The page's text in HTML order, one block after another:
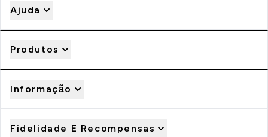
Ajuda
Produtos
Informação
Fidelidade E Recompensas